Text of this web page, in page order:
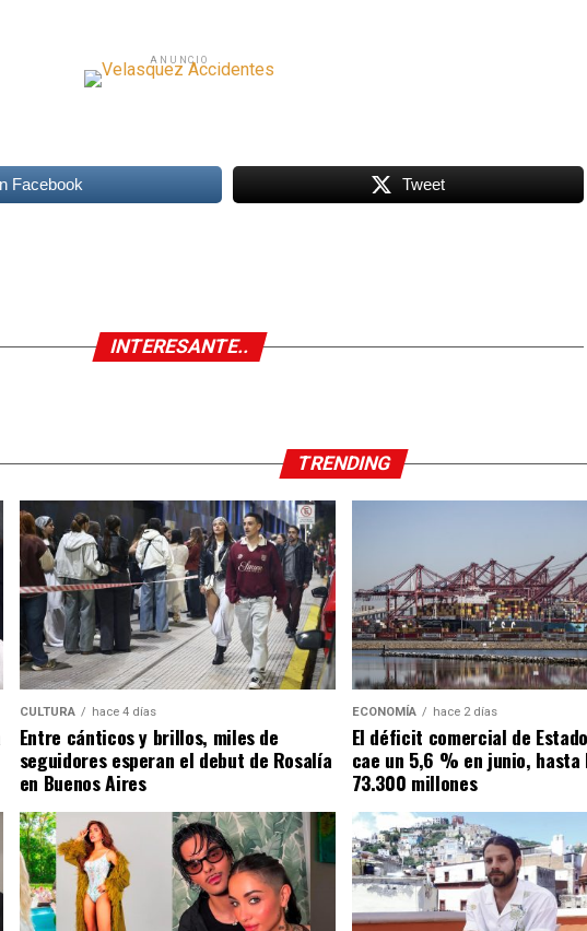
ANUNCIO
Facebook Tweet
INTERESANTE..
TRENDING
CULTURA hace 4 días
Entre cánticos y brillos, miles de
seguidores esperan el debut de Rosalía
en Buenos Aires
ECONOMÍA hace 2 días
El déficit comercial de
cae un 5,6 % en junio, hasta
73.300 millones